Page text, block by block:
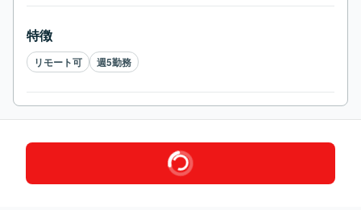
特徴
リモート可 週5勤務